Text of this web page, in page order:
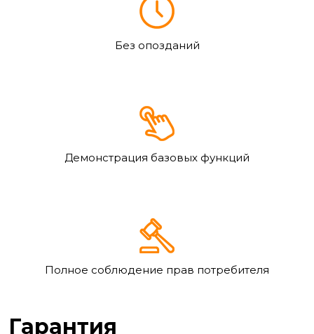
Без опозданий
Демонстрация базовых функций
Полное соблюдение прав потребителя
Гарантия